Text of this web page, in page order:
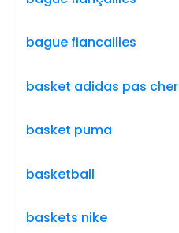
bague fiancailles
basket adidas pas cher
basket puma
basketball
baskets nike